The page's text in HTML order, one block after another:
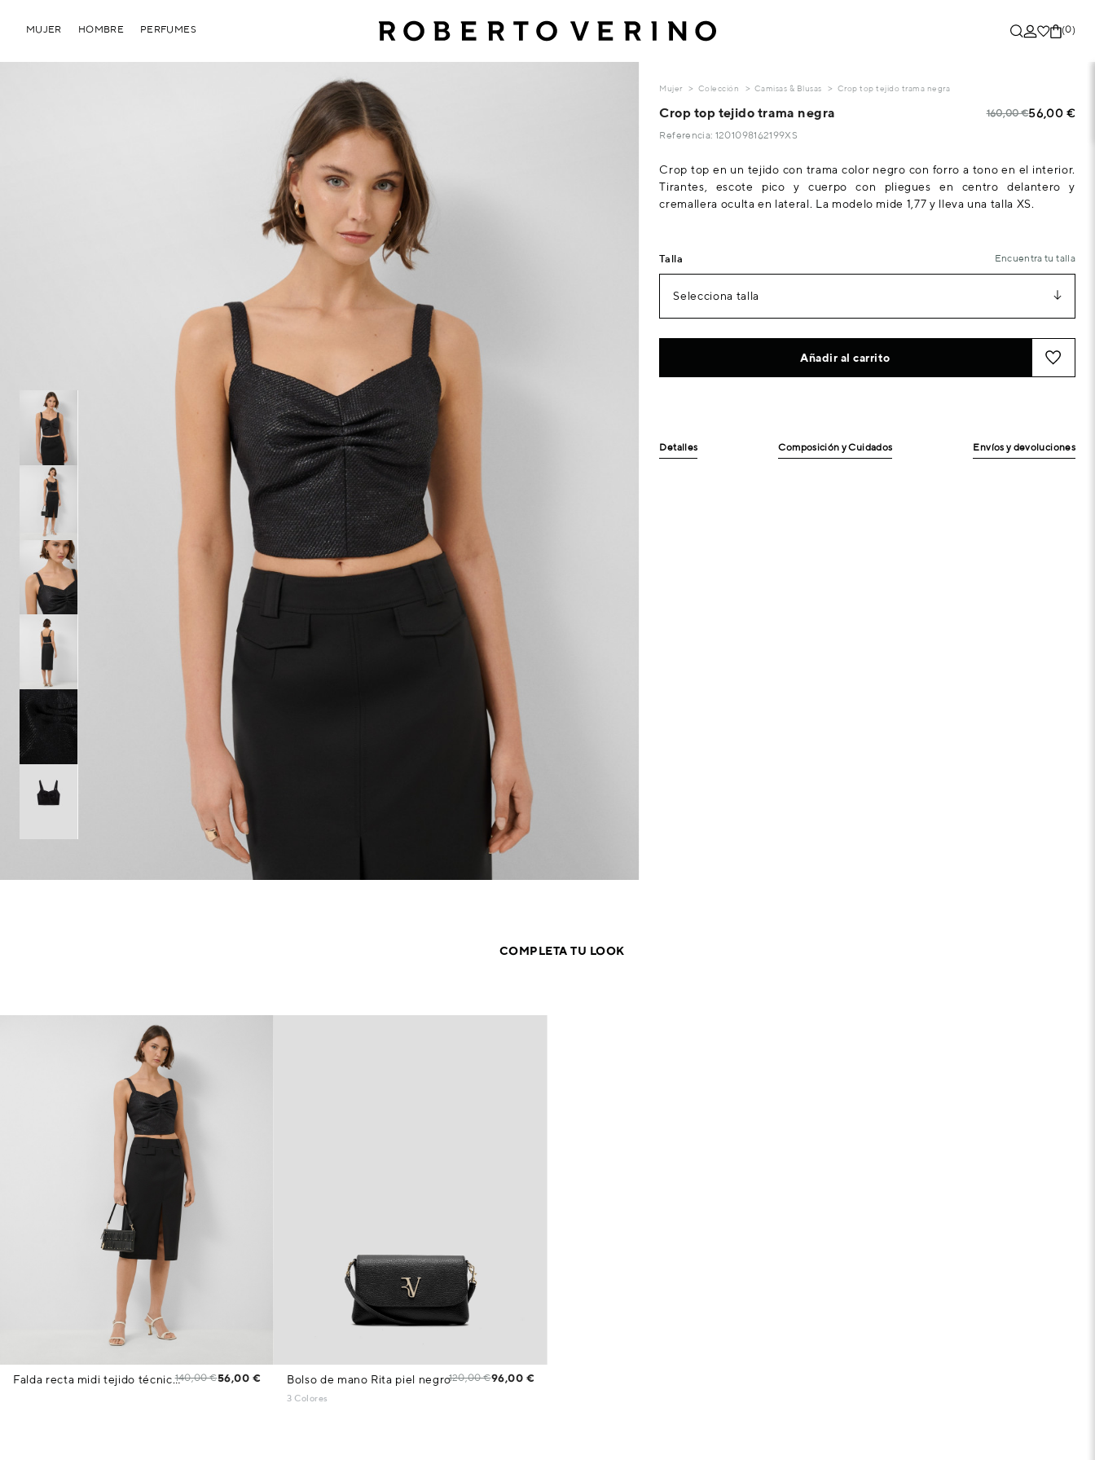
(0)
MUJER HOMBRE PERFUMES
Mujer Colección Camisas & Blusas Crop top tejido trama negra
Crop top tejido trama negra 160,00 €56,00 €
Referencia: 1201098162199XS
Crop top en un tejido con trama color negro con forro a tono en el interior.
Tirantes, escote pico y cuerpo con pliegues en centro delantero y
cremallera oculta en lateral. La modelo mide 1,77 y lleva una talla XS.
Talla Encuentra tu talla
Selecciona talla
Añadir al carrito
Detalles Composición y Cuidados Envíos y devoluciones
COMPLETA TU LOOK
Falda recta midi tejido técnico negro
140,00 €56,00 € Bolso de mano Rita piel negro120,00 €96,00 €
3 Colores